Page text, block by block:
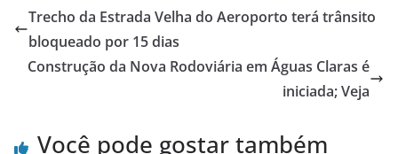
Trecho da Estrada Velha do Aeroporto terá trânsito
bloqueado por 15 dias
Construção da Nova Rodoviária em Águas Claras é
iniciada; Veja
Você pode gostar também